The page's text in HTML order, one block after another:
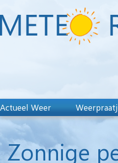
Actueel Weer
Zonnige